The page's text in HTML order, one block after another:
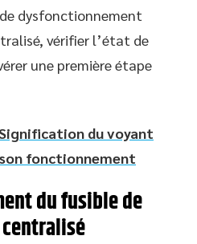
dysfonctionnement
vérifier l’état de
une première étape
Signification du voyant
fonctionnement
du fusible de